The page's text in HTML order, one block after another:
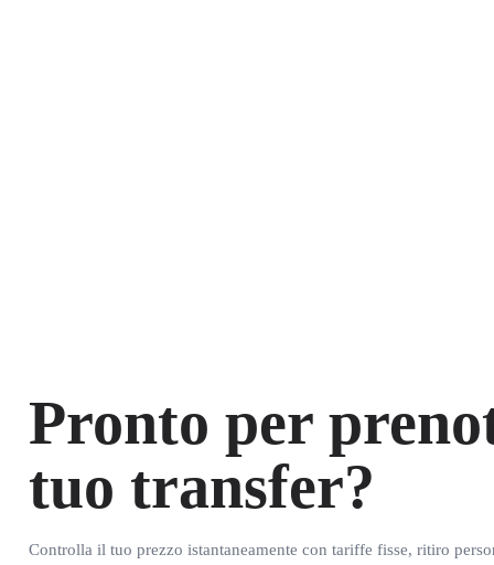
Pronto per
tuo transfer?
Controlla il tuo prezzo istantaneamente con tariffe fisse, ritiro